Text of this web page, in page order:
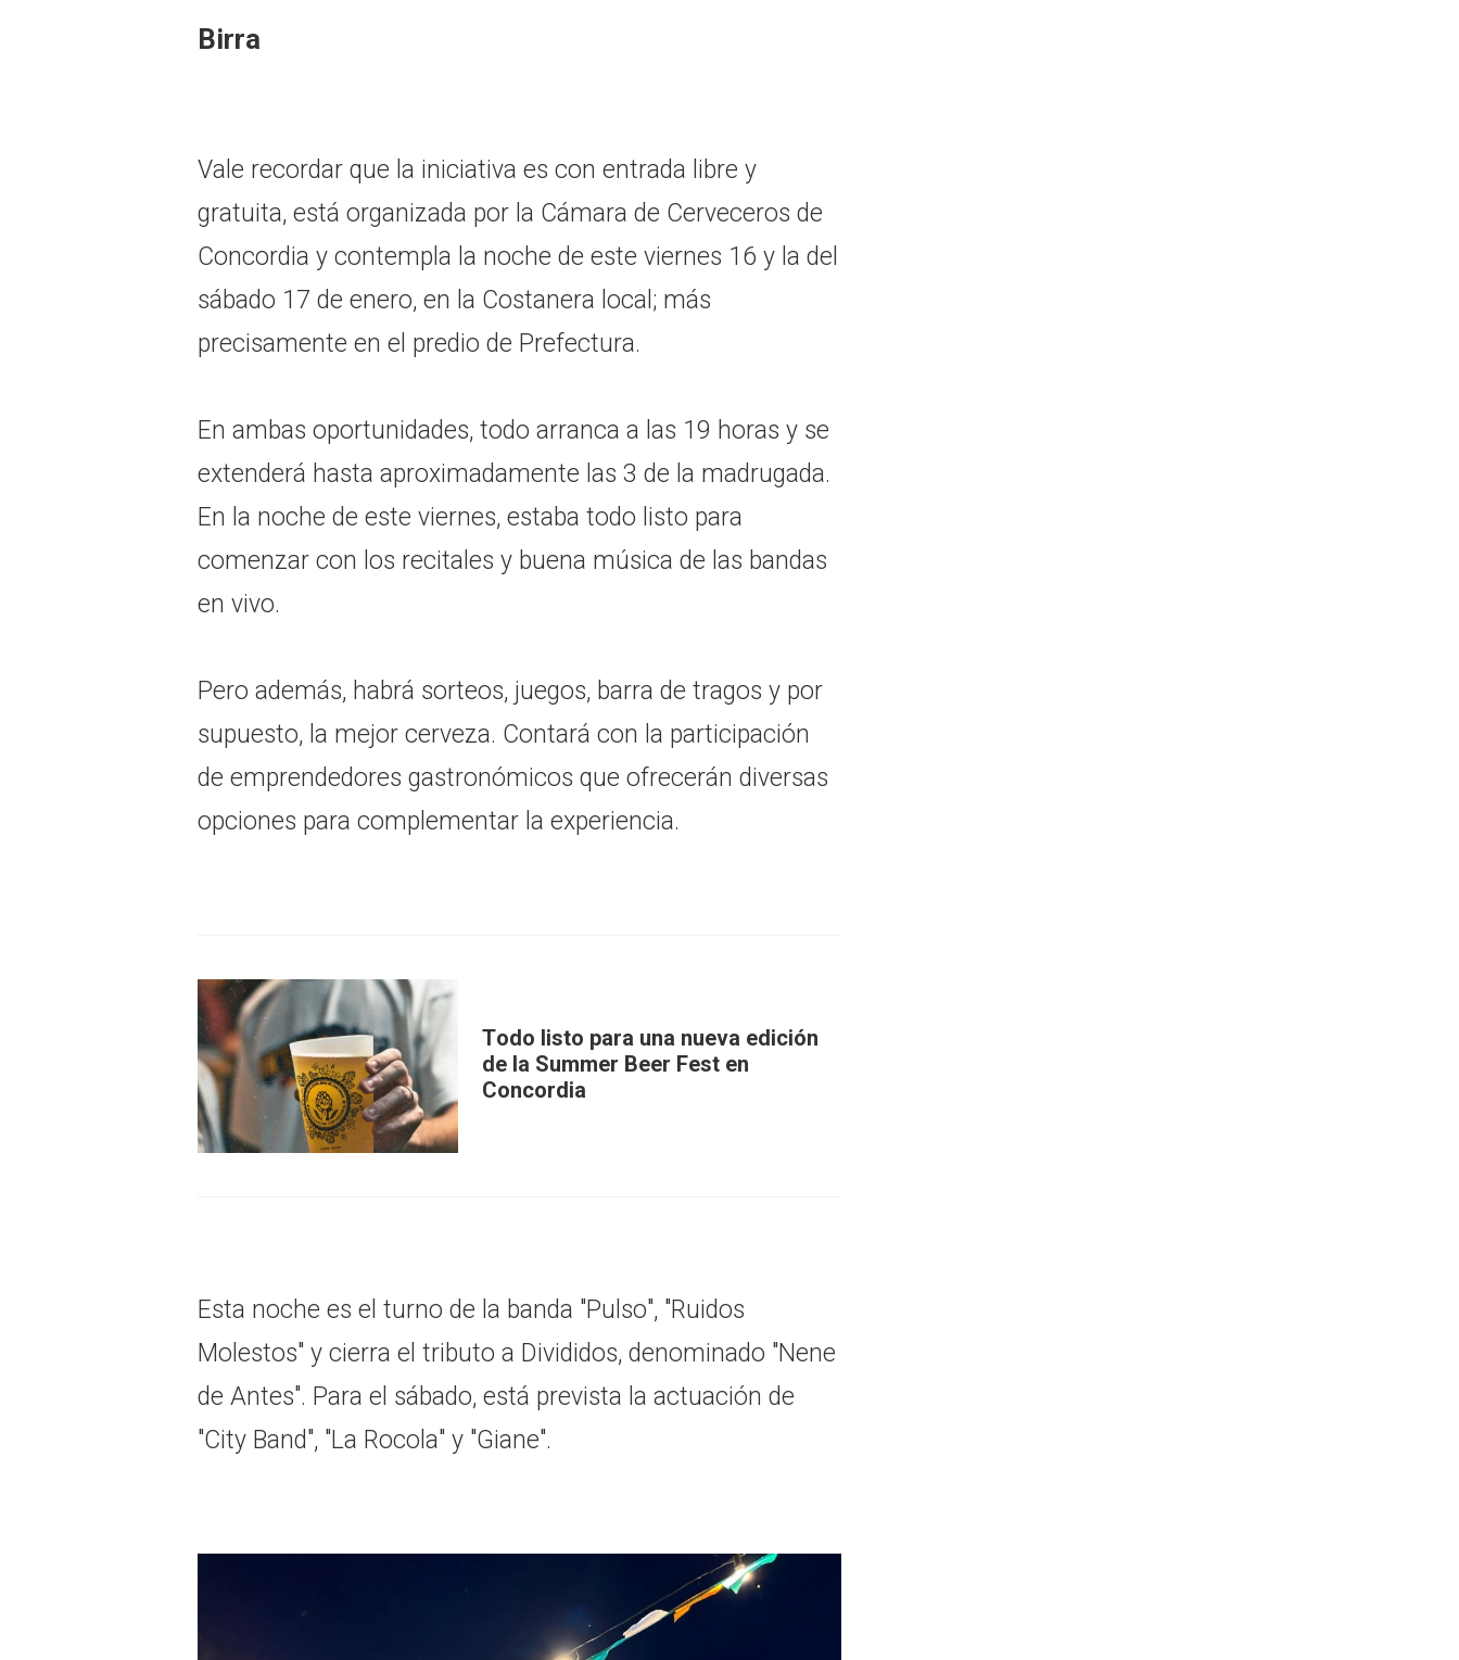
Birra
Vale recordar que la iniciativa es con entrada libre y
gratuita, está organizada por la Cámara de Cerveceros de
Concordia y contempla la noche de este viernes 16 y la del
sábado 17 de enero, en la Costanera local; más
precisamente en el predio de Prefectura.
En ambas oportunidades, todo arranca a las 19 horas y se
extenderá hasta aproximadamente las 3 de la madrugada.
En la noche de este viernes, estaba todo listo para
comenzar con los recitales y buena música de las bandas
en vivo.
Pero además, habrá sorteos, juegos, barra de tragos y por
supuesto, la mejor cerveza. Contará con la participación
de emprendedores gastronómicos que ofrecerán diversas
opciones para complementar la experiencia.
Todo listo para una nueva edición
de la Summer Beer Fest en
Concordia
Esta noche es el turno de la banda "Pulso", "Ruidos
Molestos" y cierra el tributo a Divididos, denominado "Nene
de Antes". Para el sábado, está prevista la actuación de
"City Band", "La Rocola" y "Giane".